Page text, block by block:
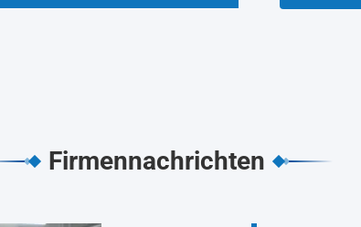
Firmennachrichten